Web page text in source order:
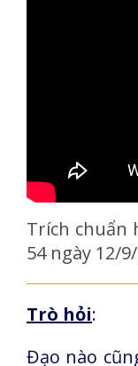
Trích chuẩn
54 ngày 12/
Trò hỏi:
Đạo nào